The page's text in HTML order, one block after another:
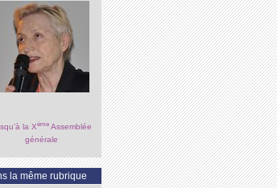
la XèmeAssemblée
générale
la même rubrique